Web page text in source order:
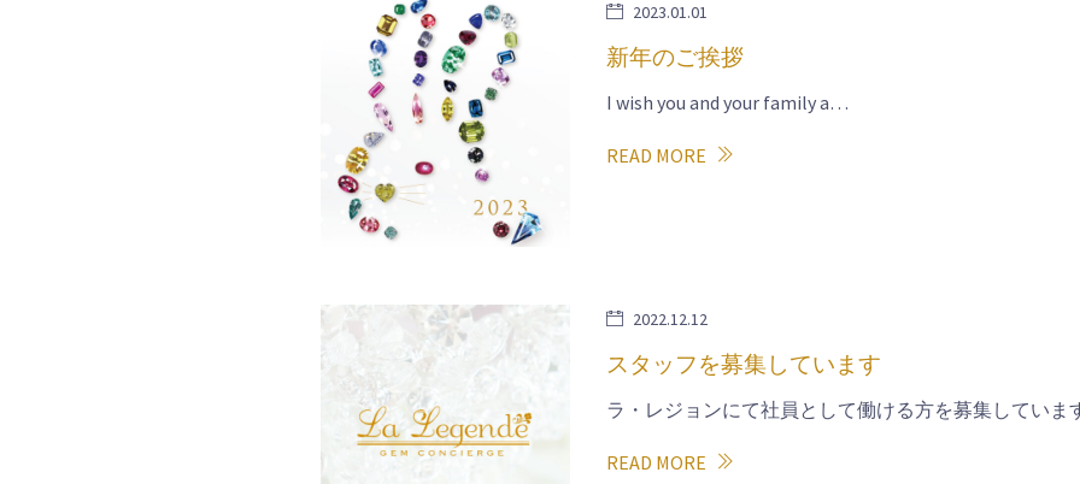
2023.01.01
新年のご挨拶
I wish you and your family a…
READ MORE
2022.12.12
スタッフを募集しています
ラ・レジョンにて社員として働ける方を募集してい
READ MORE